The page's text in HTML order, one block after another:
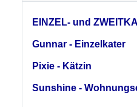
EINZEL- und
Gunnar - Einzelkater
Pixie - Kätzin
Sunshine -